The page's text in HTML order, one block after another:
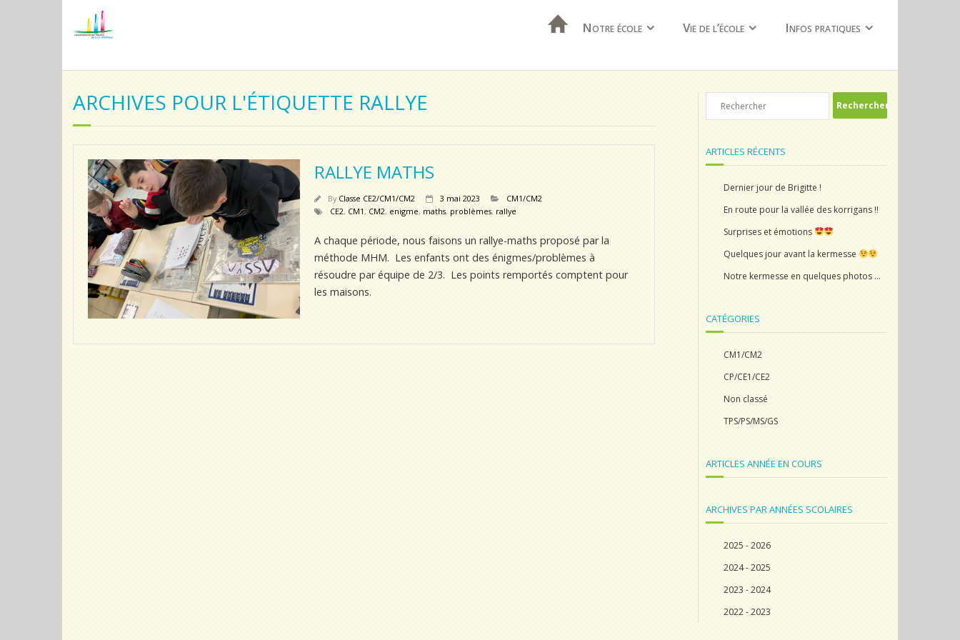
Notre école Vie de l’école Infos pratiques
ARCHIVES POUR L'ÉTIQUETTE RALLYE
RALLYE MATHS
By Classe CE2/CM1/CM2 3 mai 2023
CM1/CM2
CE2, CM1, CM2, enigme, maths, problèmes, rallye
A chaque période, nous faisons un rallye-maths proposé par la
méthode MHM. Les enfants ont des énigmes/problèmes à
résoudre par équipe de 2/3. Les points remportés comptent pour
les maisons.
ARTICLES RÉCENTS
Dernier jour de Brigitte !
En route pour la vallée des korrigans !!
Surprises et émotions
Quelques jour avant la kermesse
Notre kermesse en quelques photos …
CATÉGORIES
CM1/CM2
CP/CE1/CE2
Non classé
TPS/PS/MS/GS
ARTICLES ANNÉE EN COURS
ARCHIVES PAR ANNÉES SCOLAIRES
2025 - 2026
2024 - 2025
2023 - 2024
2022 - 2023